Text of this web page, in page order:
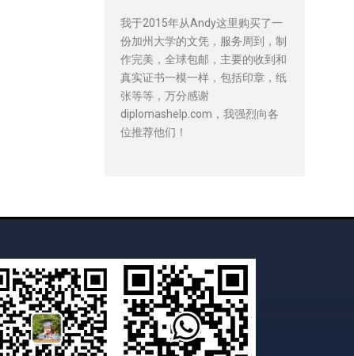
我于2015年从Andy这里购买了一
份加州大学的文凭，服务周到，制
作完美，全球包邮，主要的收到和
真实证书一模一样，包括印章，纸
张等等，万分感谢
diplomashelp.com，我强烈向各
位推荐他们！